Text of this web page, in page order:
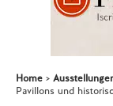
Home
Pavillons und